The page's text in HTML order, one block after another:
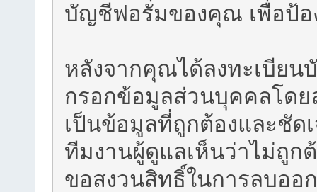
บัญชีฟอรั่มของคุณ เพื่อป้
หลังจากคุณได้ลงทะเบีย
กรอกข้อมูลส่วนบุคคลโดย
เป็นข้อมูลที่ถูกต้องและชัด
ทีมงานผู้ดูแลเห็นว่าไม่ถูก
ขอสงวนสิทธิ์ในการลบออ